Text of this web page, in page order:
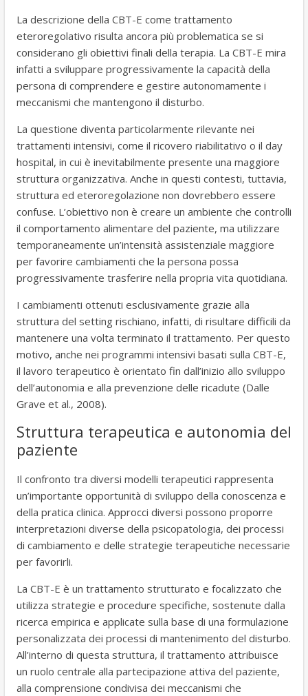
La descrizione della CBT-E come trattamento
eteroregolativo risulta ancora più problematica se si
considerano gli obiettivi finali della terapia. La CBT-E mira
infatti a sviluppare progressivamente la capacità della
persona di comprendere e gestire autonomamente i
meccanismi che mantengono il disturbo.
La questione diventa particolarmente rilevante nei
trattamenti intensivi, come il ricovero riabilitativo o il day
hospital, in cui è inevitabilmente presente una maggiore
struttura organizzativa. Anche in questi contesti, tuttavia,
struttura ed eteroregolazione non dovrebbero essere
confuse. L’obiettivo non è creare un ambiente che controlli
il comportamento alimentare del paziente, ma utilizzare
temporaneamente un’intensità assistenziale maggiore
per favorire cambiamenti che la persona possa
progressivamente trasferire nella propria vita quotidiana.
I cambiamenti ottenuti esclusivamente grazie alla
struttura del setting rischiano, infatti, di risultare difficili da
mantenere una volta terminato il trattamento. Per questo
motivo, anche nei programmi intensivi basati sulla CBT-E,
il lavoro terapeutico è orientato fin dall’inizio allo sviluppo
dell’autonomia e alla prevenzione delle ricadute (Dalle
Grave et al., 2008).
Struttura terapeutica e autonomia del
paziente
Il confronto tra diversi modelli terapeutici rappresenta
un’importante opportunità di sviluppo della conoscenza e
della pratica clinica. Approcci diversi possono proporre
interpretazioni diverse della psicopatologia, dei processi
di cambiamento e delle strategie terapeutiche necessarie
per favorirli.
La CBT-E è un trattamento strutturato e focalizzato che
utilizza strategie e procedure specifiche, sostenute dalla
ricerca empirica e applicate sulla base di una formulazione
personalizzata dei processi di mantenimento del disturbo.
All’interno di questa struttura, il trattamento attribuisce
un ruolo centrale alla partecipazione attiva del paziente,
alla comprensione condivisa dei meccanismi che